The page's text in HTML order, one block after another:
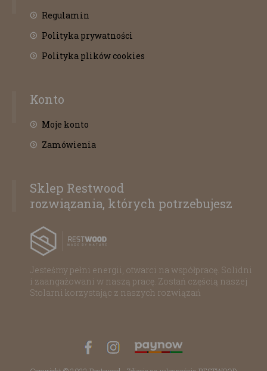
Regulamin
Polityka prywatności
Polityka plików cookies
Konto
Moje konto
Zamówienia
Sklep Restwood
rozwiązania, których potrzebujesz
Jesteśmy pełni energii, otwarci na współpracę. Solidni
i zaangażowani w naszą pracę. Zostań częścią naszej
Stolarni korzystając z naszych rozwiązań